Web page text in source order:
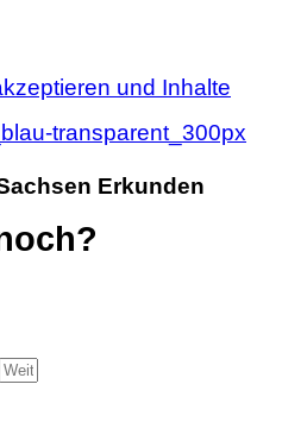
und Inhalte
Erkunden